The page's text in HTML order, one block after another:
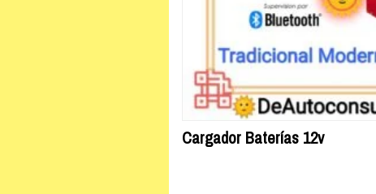
Cargador Baterías 12v